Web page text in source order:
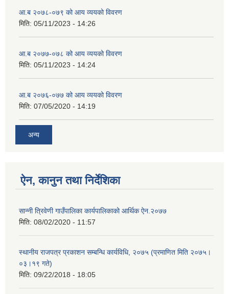
आ.ब २०७८-०७९ को आय व्ययको विवरण
मिति: 05/11/2023 - 14:26
आ.ब २०७७-०७८ को आय व्ययको विवरण
मिति: 05/11/2023 - 14:24
आ.ब २०७६-०७७ को आय व्ययको विवरण
मिति: 07/05/2020 - 14:19
अन्य
ऐन, कानुन तथा निर्देशिका
सान्नी त्रिवेणी गाउँपालिका कार्यपालिकाको आर्थिक ऐन.२०७७
मिति: 08/02/2020 - 11:57
स्थानीय राजपत्र प्रकाशन सम्बन्धि कार्यविधि, २०७५ (प्रमाणित मिति २०७५।
०३।१९ गते)
मिति: 09/22/2018 - 18:05